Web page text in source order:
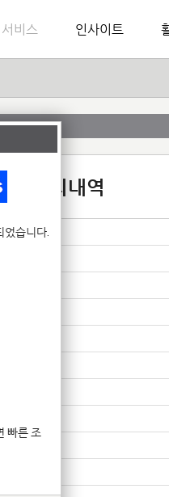
비스 인사이트
1:1 문의내역
었습니다.
빠른 조